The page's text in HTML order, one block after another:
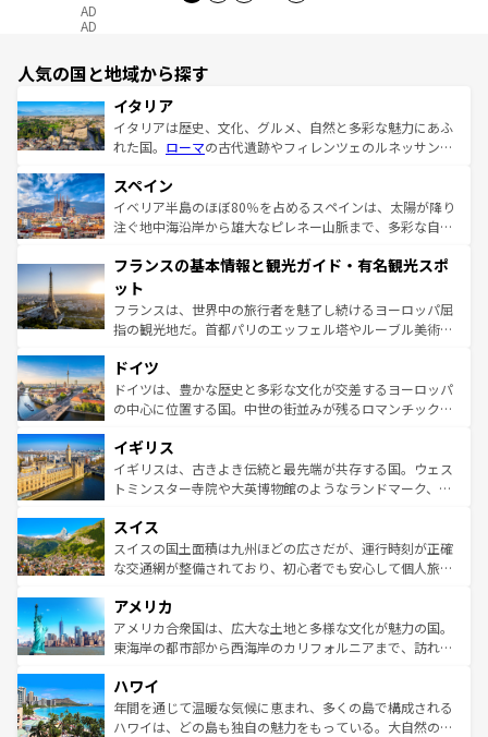
AD
AD
人気の国と地域から探す
イタリア
イタリアは歴史、文化、グルメ、自然と多彩な魅力にあふ
れた国。 ローマの古代遺跡やフィレンツェのルネッサンス
ろん、トスカーナの美しい田園風景やアマルフィ海岸の絶
景など、自然景観も見逃せない。観光の合間には、本場の
ピザやパスタなど、絶品のイタリア料理を堪能することも
ませてくれるイタリアで、忘れられない旅をしてみよう！
なお、新着のイタリア情報は
しい。
スペイン
イベリア半島のほぼ80％を占めるスペインは、太陽が降り
注ぐ地中海沿岸から雄大なピレネー山脈まで、多彩な自然
文化が根付くこの国では、情熱的なフラメンコ、熱気あふ
れる闘牛、そして美味しいタパスが生活の一部となってい
る。首都マドリードの洗練された雰囲気や、バルセロナの
アートに溢れた街角から、地方では古代ローマ遺跡や中世
せる。地方によって風土や気候が異なるスペインはその個
性で訪れる人を魅了する。 なお、新着のスペイン情報は コ
ンテンツ一覧を参照してほしい。
フランスの基本情報と観光ガイド・有名観光スポ
ット
フランスは、世界中の旅行者を魅了し続けるヨーロッパ屈
指の観光地だ。首都パリのエッフェル塔やルーブル美術館
で、幅広い魅力が詰まっている。華麗な宮殿、歴史的な大
聖堂、美しいビーチ、そして豊かな自然が、訪れる者を心
から魅了する。また、フランスは美食の国としても知ら
いる。シャンパンの発祥地であるランス、プロヴァンスの
香り高いラベンダー畑など、多彩な楽しみ方が可能だ。さ
らに、パリ以外の地域にも魅力が溢れており、どの街角に
れる地方に足を運ぶとそれぞれで全く異なる文化を体験で
きるだろう。 なお、新着のフランス情報はコンテンツ一覧
を参照してほしい。
ドイツ
ドイツは、豊かな歴史と多彩な文化が交差するヨーロッパ
の中心に位置する国。中世の街並みが残るロマンチック街
顔を持つこの国は、どこを歩いても飽きることがない。ベ
ルリンの文化的活気、バイエルン州のアルプスの絶景、そ
してライン川沿いのワイン畑といった風景は必見。ビール
は、お酒好きな人にはぜひ体験してほしい。 なお、新着の
ドイツ情報はコンテンツ一覧を参照してほしい。
イギリス
イギリスは、古きよき伝統と最先端が共存する国。ウェス
トミンスター寺院や大英博物館のようなランドマーク、歴
リアごとに異なる魅力がある。また、優雅なアフタヌーン
ティー、ビール好きにはたまらない英国パブ、サッカー観
戦など、本場だからこそできる体験も豊富。イギリスを旅
ンツ一覧を参照してほしい。
スイス
スイスの国土面積は九州ほどの広さだが、運行時刻が正確
な交通網が整備されており、初心者でも安心して個人旅行
の建物がそのまま残る町や、スイスならではのユニークな
博物館もあり、アルプス観光だけでなく町歩きも満喫する
ことができる。国民の所得が高いため物価も高いが、旅行
ば市内交通費無料で観光を楽しむこともできる。 なお、新
着のスイス情報はコンテンツ一覧 を参照してほしい。
アメリカ
アメリカ合衆国は、広大な土地と多様な文化が魅力の国。
東海岸の都市部から西海岸のカリフォルニアまで、訪れる
のような巨大都市は、観光、ショッピング、エンターテイ
ンメントが詰まった刺激的なスポットだ。一方、アメリカ
西部には大自然が広がり、グランドキャニオンやイエロー
ハワイ
年間を通じて温暖な気候に恵まれ、多くの島で構成される
ハワイは、どの島も独自の魅力をもっている。大自然の神